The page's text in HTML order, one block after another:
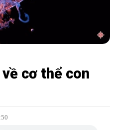
cơ thể con